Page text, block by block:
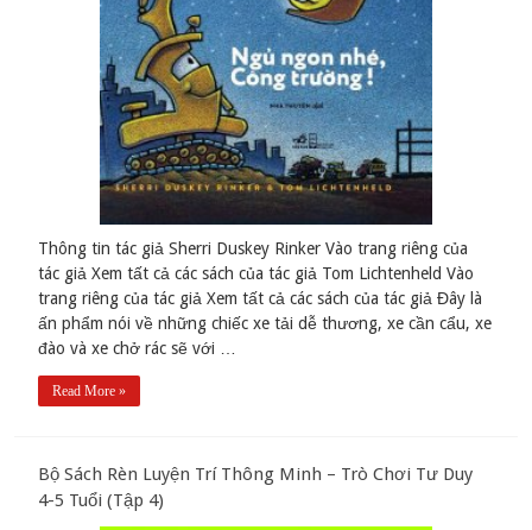
Thông tin tác giả Sherri Duskey Rinker Vào trang riêng của
tác giả Xem tất cả các sách của tác giả Tom Lichtenheld Vào
trang riêng của tác giả Xem tất cả các sách của tác giả Đây là
ấn phẩm nói về những chiếc xe tải dễ thương, xe cần cẩu, xe
đào và xe chở rác sẽ với …
Read More »
Bộ Sách Rèn Luyện Trí Thông Minh – Trò Chơi Tư Duy
4-5 Tuổi (Tập 4)